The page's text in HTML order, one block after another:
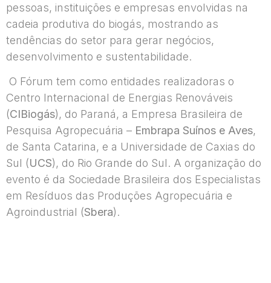
pessoas, instituições e empresas envolvidas na
cadeia produtiva do biogás, mostrando as
tendências do setor para gerar negócios,
desenvolvimento e sustentabilidade.
O Fórum tem como entidades realizadoras o
Centro Internacional de Energias Renováveis
(CIBiogás), do Paraná, a Empresa Brasileira de
Pesquisa Agropecuária – Embrapa Suínos e Aves,
de Santa Catarina, e a Universidade de Caxias do
Sul (UCS), do Rio Grande do Sul. A organização do
evento é da Sociedade Brasileira dos Especialistas
em Resíduos das Produções Agropecuária e
Agroindustrial (Sbera).